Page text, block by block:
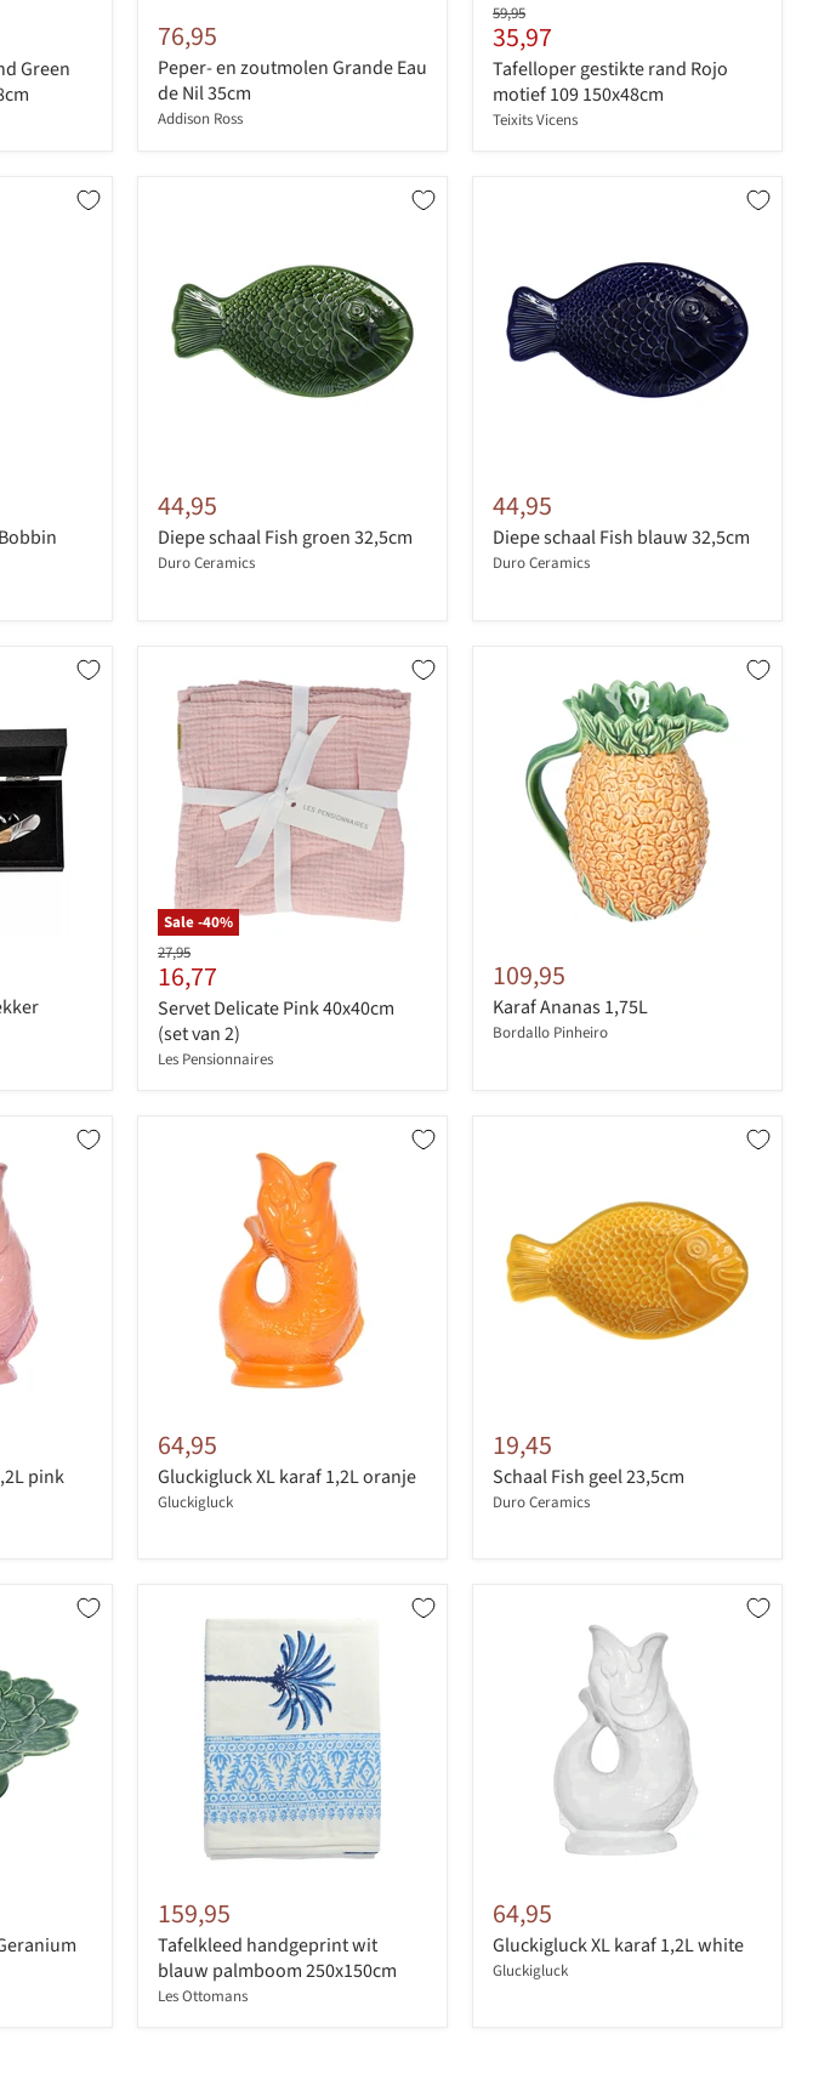
Green
76,95
Peper- en zoutmolen Grande Eau
de Nil 35cm
Addison Ross
Originele
prijs
59,95
Huidige
prijs
35,97
Tafelloper gestikte rand Rojo
motief 109 150x48cm
Teixits Vicens
44,95
Diepe schaal Fish groen 32,5cm
Duro Ceramics
44,95
Diepe schaal Fish blauw 32,5cm
Duro Ceramics
Sale -40%
Originele
prijs
27,95
Huidige
prijs
16,77
Servet Delicate Pink 40x40cm
(set van 2)
Les Pensionnaires
109,95
Karaf Ananas 1,75L
Bordallo Pinheiro
pink
64,95
Gluckigluck XL karaf 1,2L oranje
Gluckigluck
19,45
Schaal Fish geel 23,5cm
Duro Ceramics
159,95
Tafelkleed handgeprint wit
blauw palmboom 250x150cm
Les Ottomans
64,95
Gluckigluck XL karaf 1,2L white
Gluckigluck